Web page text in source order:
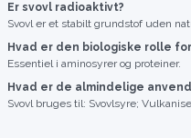
Er svovl radioaktivt?
Svovl er et stabilt grundstof uden
Hvad er den biologiske rolle
Essentiel i aminosyrer og proteiner.
Hvad er de almindelige
Svovl bruges til: Svovlsyre;